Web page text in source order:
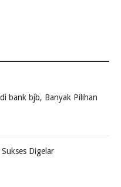
bank bjb, Banyak Pilihan
Digelar